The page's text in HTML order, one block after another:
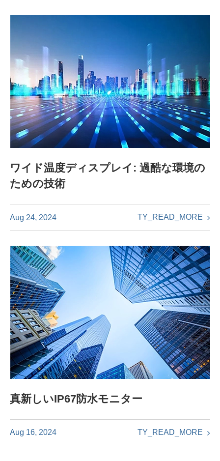
ワイド温度ディスプレイ: 過酷な環境の
ための技術
Aug 24, 2024 TY_READ_MORE
真新しいIP67防水モニター
Aug 16, 2024 TY_READ_MORE